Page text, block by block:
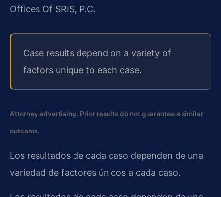
Offices Of SRIS, P.C.
Case results depend on a variety of
factors unique to each case.
Attorney advertising. Prior results do not guarantee a similar
outcome.
Los resultados de cada caso dependen de una
variedad de factores únicos a cada caso.